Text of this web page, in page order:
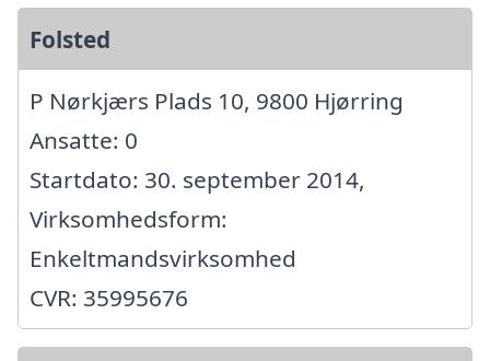
Folsted
P Nørkjærs Plads 10, 9800 Hjørring
Ansatte: 0
Startdato: 30. september 2014,
Virksomhedsform:
Enkeltmandsvirksomhed
CVR: 35995676